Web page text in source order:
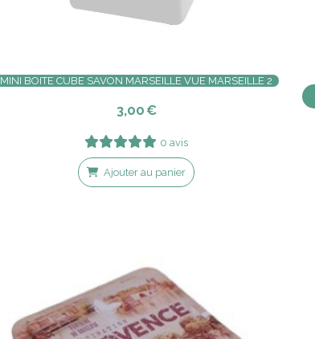
MINI BOITE CUBE SAVON MARSEILLE VUE MARSEILLE 2
3,00 €
0 avis
Ajouter au panier